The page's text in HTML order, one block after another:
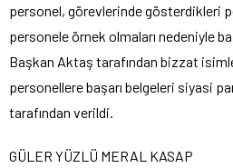
personel, görevlerinde gösterdikleri
personele örnek olmaları nedeniyle
Başkan Aktaş tarafından bizzat
personellere başarı belgeleri siyasi
tarafından verildi.
GÜLER YÜZLÜ MERAL KASAP